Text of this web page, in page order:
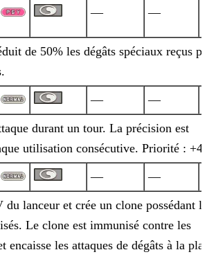
— —
de 50% les dégâts spéciaux reçus
— —
durant un tour. La précision est
utilisation consécutive. Priorité : +4.
— —
du lanceur et crée un clone possédant le
Le clone est immunisé contre les
encaisse les attaques de dégâts à la